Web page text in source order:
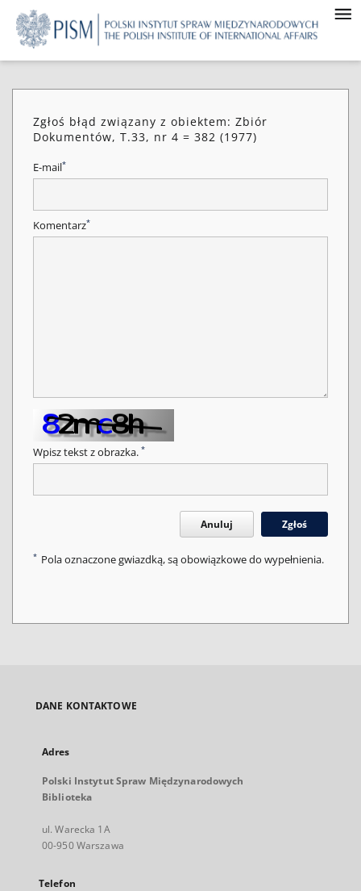
Zgłoś błąd związany z obiektem: Zbiór
Dokumentów, T.33, nr 4 = 382 (1977)
E-mail*
Komentarz*
Wpisz tekst z obrazka. *
Anuluj Zgłoś
* Pola oznaczone gwiazdką, są obowiązkowe do wypełnienia.
DANE KONTAKTOWE
Adres
Polski Instytut Spraw Międzynarodowych
Biblioteka
ul. Warecka 1A
00-950 Warszawa
Telefon